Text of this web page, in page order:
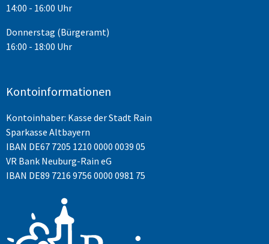
14:00 - 16:00 Uhr
Donnerstag (Bürgeramt)
16:00 - 18:00 Uhr
Kontoinformationen
Kontoinhaber: Kasse der Stadt Rain
Sparkasse Altbayern
IBAN DE67 7205 1210 0000 0039 05
VR Bank Neuburg-Rain eG
IBAN DE89 7216 9756 0000 0981 75